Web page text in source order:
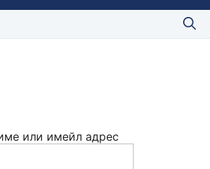
или имейл адрес